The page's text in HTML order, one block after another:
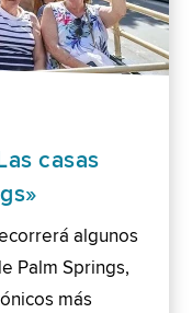
casas
algunos
Palm Springs,
más